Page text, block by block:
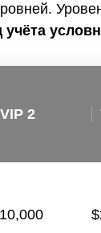
учёта
VIP 2